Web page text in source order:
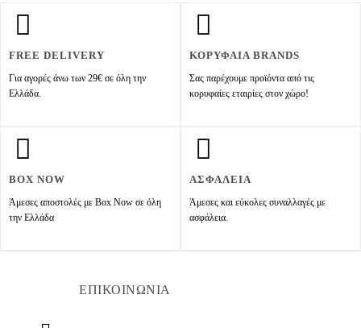
FREE DELIVERY
Για αγορές άνω των 29€ σε όλη την
Ελλάδα.
ΚΟΡΥΦΑΙΑ BRANDS
Σας παρέχουμε προϊόντα από τις
κορυφαίες εταιρίες στον χώρο!
BOX NOW
Άμεσες αποστολές με Box Now σε όλη
την Ελλάδα
ΑΣΦΑΛΕΙΑ
Άμεσες και εύκολες συναλλαγές με
ασφάλεια.
ΕΠΙΚΟΙΝΩΝΙΑ